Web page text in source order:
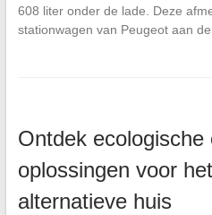
608 liter onder de lade. Deze
stationwagen van Peugeot aan
Ontdek ecologische
oplossingen voor
alternatieve huis